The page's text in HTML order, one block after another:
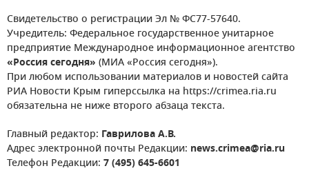
Свидетельство о регистрации Эл № ФС77-57640.
Учредитель: Федеральное государственное унитарное
предприятие Международное информационное агентство
«Россия сегодня» (МИА «Россия сегодня»).
При любом использовании материалов и новостей сайта
РИА Новости Крым гиперссылка на https://crimea.ria.ru
обязательна не ниже второго абзаца текста.
Главный редактор: Гаврилова А.В.
Адрес электронной почты Редакции: news.crimea@ria.ru
Телефон Редакции: 7 (495) 645-6601